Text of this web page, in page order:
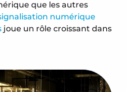
que les autres
numérique
joue un rôle croissant dans